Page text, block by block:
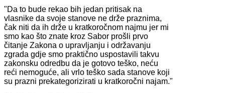
"Da to bude rekao bih jedan pritisak na
vlasnike da svoje stanove ne drže praznima,
čak niti da ih drže u kratkoročnom najmu jer mi
smo kao što znate kroz Sabor prošli prvo
čitanje Zakona o upravljanju i održavanju
zgrada gdje smo praktično uspostavili takvu
zakonsku odredbu da je gotovo teško, neću
reći nemoguće, ali vrlo teško sada stanove koji
su prazni prekategorizirati u kratkoročni najam."